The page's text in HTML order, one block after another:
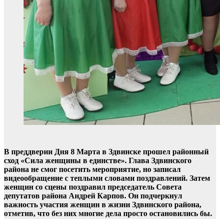
В преддверии Дня 8 Марта в Здвинске прошел районный
сход «Сила женщины в единстве». Глава Здвинского
района не смог посетить мероприятие, но записал
видеообращение с теплыми словами поздравлений. Затем
женщин со сцены поздравил председатель Совета
депутатов района Андрей Карпов. Он подчеркнул
важность участия женщин в жизни Здвинского района,
отметив, что без них многие дела просто остановились бы.